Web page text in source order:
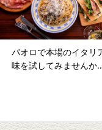
で本場のイタリアンの
してみませんか...